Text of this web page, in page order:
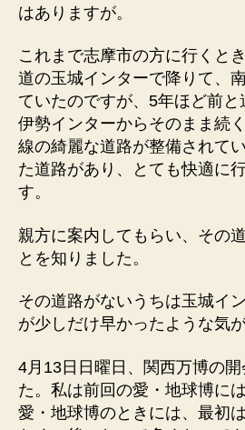
はありますが。
これまで志摩市の方に行くと
道の玉城インターで降りて、
ていたのですが、5年ほど前
伊勢インターからそのまま続
線の綺麗な道路が整備されて
た道路があり、とても快適に
す。
親方に案内してもらい、その
とを知りました。
その道路がないうちは玉城イ
が少しだけ早かったような気が
4月13日日曜日、関西万博の
た。私は前回の愛・地球博に
愛・地球博のときには、最初